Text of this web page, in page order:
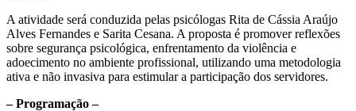
A atividade será conduzida pelas psicólogas Rita de Cássia Araújo
Alves Fernandes e Sarita Cesana. A proposta é promover reflexões
sobre segurança psicológica, enfrentamento da violência e
adoecimento no ambiente profissional, utilizando uma metodologia
ativa e não invasiva para estimular a participação dos servidores.
– Programação –